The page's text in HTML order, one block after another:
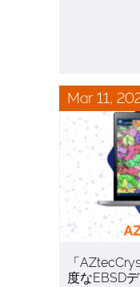
Mar 11,
「
度なEBSD